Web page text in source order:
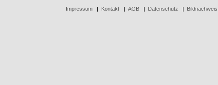
Impressum| Kontakt| AGB| Datenschutz Bildnachweis